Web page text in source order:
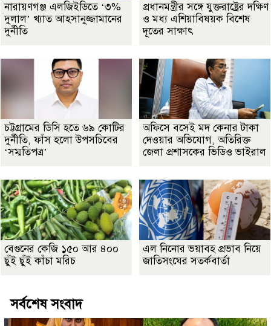
নারায়ণগঞ্জ এলজিইডিতে ‘৩%
দুলাল’ খ্যাত আহসানুজ্জামানের
দুর্নীতি
প্রধানমন্ত্রীর সঙ্গে যুক্তরাষ্ট্রের দক্ষিণ
ও মধ্য এশিয়াবিষয়ক বিশেষ
দূতের সাক্ষাৎ
চট্টগ্রামের ডিসি হতে ৬৯ কোটির
দুর্নীতি, ফাঁস হলো উপসচিবের
‘সম্মতিপত্র’
অফিসে বসেই মদ কেনার টাকা
দেওয়ার অভিযোগ, অতিরিক্ত
জেলা প্রশাসকের ভিডিও ভাইরাল
বেগুনের কেজি ১৫০ আর ৪০০
ছুঁই ছুঁই কাঁচা মরিচ
এল নিনোর ভয়াবহ প্রভাব নিয়ে
জাতিসংঘের সতর্কবার্তা
সর্বশেষ সংবাদ